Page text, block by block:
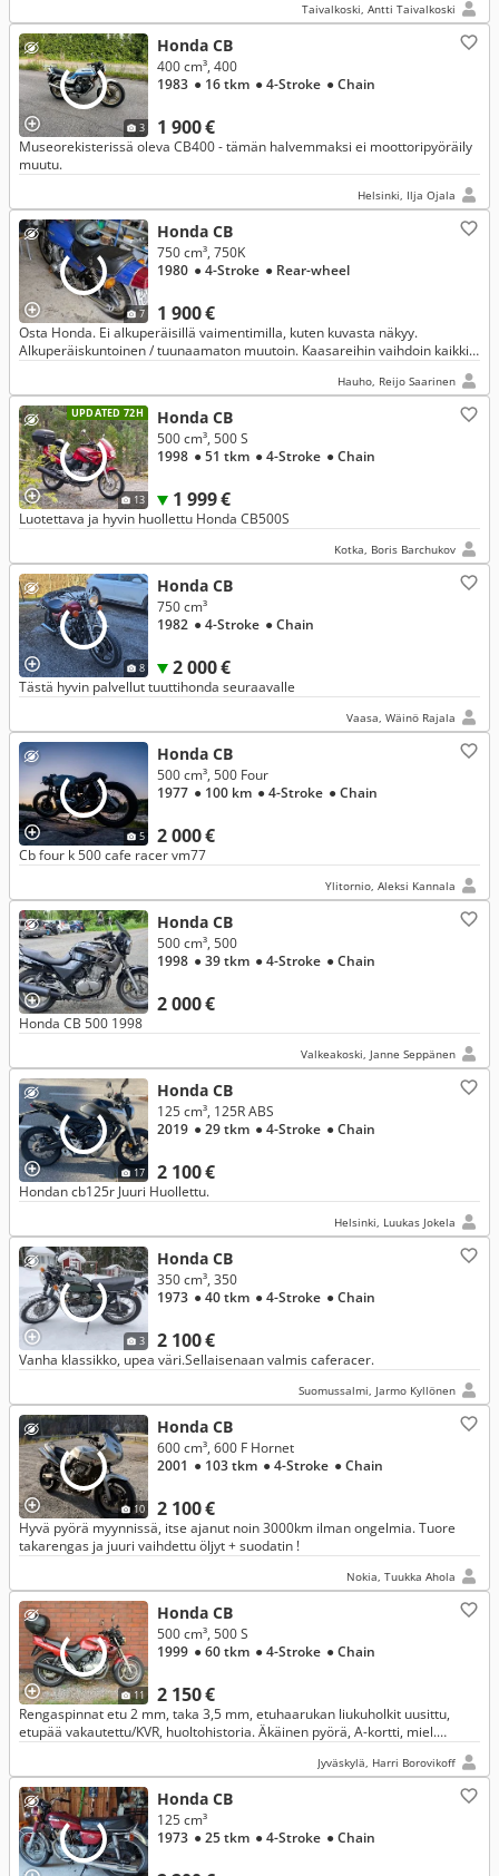
Taivalkoski, Antti Taivalkoski
3
Honda CB
1 900 €
400 cm³, 400
1983 ● 16 tkm ● 4-Stroke ● Chain
Museorekisterissä oleva CB400 - tämän halvemmaksi ei moottoripyöräily
muutu.
Helsinki, Ilja Ojala
7
Honda CB
1 900 €
750 cm³, 750K
1980 ● 4-Stroke ● Rear-wheel
Osta Honda. Ei alkuperäisillä vaimentimilla, kuten kuvasta näkyy.
Alkuperäiskuntoinen / tuunaamaton muutoin. Kaasareihin vaihdoin kaikki
Hauho, Reijo Saarinen
UPDATED 72H
13
Honda CB
1 999 €
500 cm³, 500 S
1998 ● 51 tkm ● 4-Stroke ● Chain
Luotettava ja hyvin huollettu Honda CB500S
Kotka, Boris Barchukov
8
Honda CB
2 000 €
750 cm³
1982 ● 4-Stroke ● Chain
Tästä hyvin palvellut tuuttihonda seuraavalle
Vaasa, Wäinö Rajala
5
Honda CB
2 000 €
500 cm³, 500 Four
1977 ● 100 km ● 4-Stroke ● Chain
Cb four k 500 cafe racer vm77
Ylitornio, Aleksi Kannala
Honda CB
2 000 €
500 cm³, 500
1998 ● 39 tkm ● 4-Stroke ● Chain
Honda CB 500 1998
Valkeakoski, Janne Seppänen
17
Honda CB
2 100 €
125 cm³, 125R ABS
2019 ● 29 tkm ● 4-Stroke ● Chain
Hondan cb125r Juuri Huollettu.
Helsinki, Luukas Jokela
3
Honda CB
2 100 €
350 cm³, 350
1973 ● 40 tkm ● 4-Stroke ● Chain
Vanha klassikko, upea väri.Sellaisenaan valmis caferacer.
Suomussalmi, Jarmo Kyllönen
10
Honda CB
2 100 €
600 cm³, 600 F Hornet
2001 ● 103 tkm ● 4-Stroke ● Chain
Hyvä pyörä myynnissä, itse ajanut noin 3000km ilman ongelmia. Tuore
takarengas ja juuri vaihdettu öljyt + suodatin !
Nokia, Tuukka Ahola
11
Honda CB
2 150 €
500 cm³, 500 S
1999 ● 60 tkm ● 4-Stroke ● Chain
Rengaspinnat etu 2 mm, taka 3,5 mm, etuhaarukan liukuholkit uusittu,
etupää vakautettu/KVR, huoltohistoria. Äkäinen pyörä, A-kortti, miel.
Jyväskylä, Harri Borovikoff
Honda CB
125 cm³
1973 ● 25 tkm ● 4-Stroke ● Chain